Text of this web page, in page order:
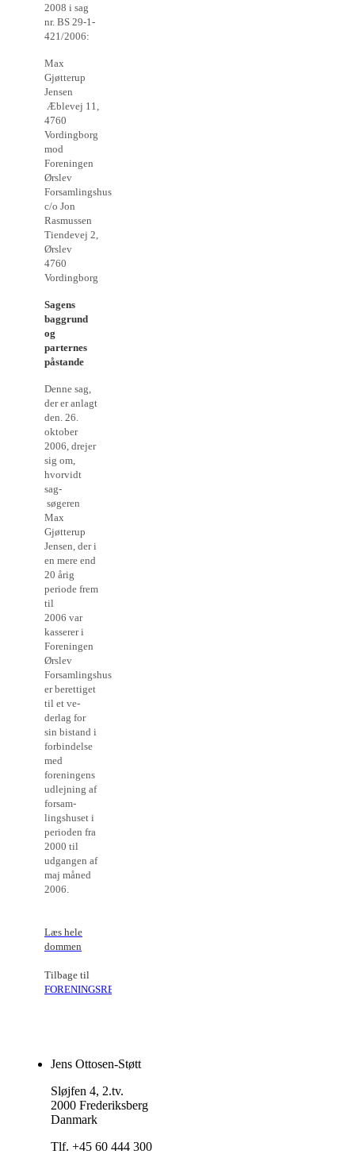
2008 i sag
nr. BS 29-1-
421/2006:
Max
Gjøtterup
Jensen
Æblevej 11,
4760
Vordingborg
mod
Foreningen
Ørslev
Forsamlingshus
c/o Jon
Rasmussen
Tiendevej 2,
Ørslev
4760
Vordingborg
Sagens
baggrund
og
parternes
påstande
Denne sag,
der er anlagt
den. 26.
oktober
2006, drejer
sig om,
hvorvidt
sag-
søgeren
Max
Gjøtterup
Jensen, der i
en mere end
20 årig
periode frem
til
2006 var
kasserer i
Foreningen
Ørslev
Forsamlingshus
er berettiget
til et ve-
derlag for
sin bistand i
forbindelse
med
foreningens
udlejning af
forsam-
lingshuset i
perioden fra
2000 til
udgangen af
maj måned
2006.
Læs hele
dommen
Tilbage til
FORENINGSRET
Jens Ottosen-Støtt
Sløjfen 4, 2.tv.
2000 Frederiksberg
Danmark
Tlf. +45 60 444 300